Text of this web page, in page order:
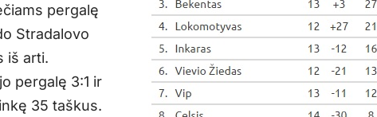
pergalę
Stradalovo
iš arti.
pergalę 3:1 ir
35 taškus.